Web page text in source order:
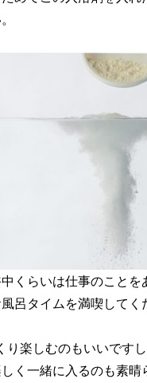
くらいは仕事のことを
呂タイムを満喫してく
り楽しむのもいいですし
く一緒に入るのも素晴